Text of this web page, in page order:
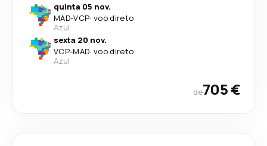
quinta 05 nov.
MAD-VCP· voo direto
Azul
sexta 20 nov.
VCP-MAD· voo direto
Azul
de705 €